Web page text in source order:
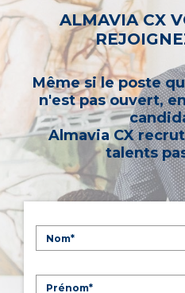
d’autres mots-clés ou à
ALMAVIA CX
Même si le poste
n'est pas ouvert,
Almavia CX
talents